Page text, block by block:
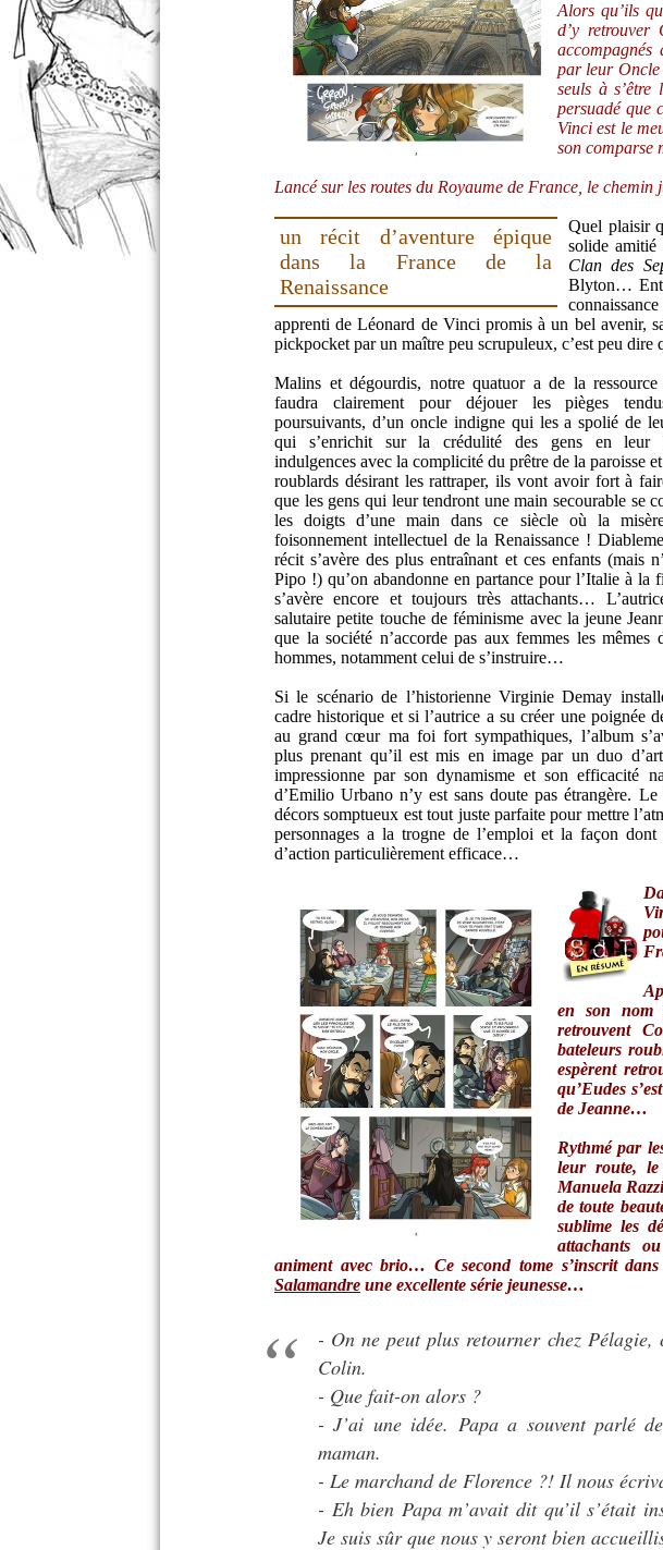
Alors qu’ils
d’y retrouver
par leur Oncle
seuls à
persuadé que
Vinci est le
son comparse
Lancé sur les routes du Royaume de France, le chemin
un récit d’aventure épique
dans la France de la
Renaissance
Quel plaisir
solide amitié
Clan des
Blyton…
apprenti de Léonard de Vinci promis à un bel avenir,
pickpocket par un maître peu scrupuleux, c’est peu dire
Malins et dégourdis, notre quatuor a de la
faudra clairement pour déjouer les pièges
poursuivants, d’un oncle indigne qui les a spolié de
qui s’enrichit sur la crédulité des gens en leur
indulgences avec la complicité du prêtre de la paroisse
roublards désirant les rattraper, ils vont avoir fort à
que les gens qui leur tendront une main secourable se
les doigts d’une main dans ce siècle où la
foisonnement intellectuel de la Renaissance !
récit s’avère des plus entraînant et ces enfants (mais
Pipo !) qu’on abandonne en partance pour l’Italie à la
s’avère encore et toujours très attachants…
salutaire petite touche de féminisme avec la jeune
que la société n’accorde pas aux femmes les mêmes
hommes, notamment celui de s’instruire…
Si le scénario de l’historienne Virginie Demay
cadre historique et si l’autrice a su créer une poignée
au grand cœur ma foi fort sympathiques, l’album
plus prenant qu’il est mis en image par un duo
impressionne par son dynamisme et son efficacité
d’Emilio Urbano n’y est sans doute pas étrangère.
décors somptueux est tout juste parfaite pour mettre
personnages a la trogne de l’emploi et la façon
d’action particulièrement efficace…
en son nom
retrouvent
bateleurs
espèrent
qu’Eudes
de Jeanne…
Rythmé par
leur route, le
Manuela
de toute
sublime les
attachants
animent avec brio… Ce second tome s’inscrit
Salamandre une excellente série jeunesse…
- On ne peut plus retourner chez
Colin.
- Que fait-on alors ?
- J’ai une idée. Papa a souvent parlé
maman.
- Le marchand de Florence ?! Il nous
- Eh bien Papa m’avait dit qu’il s’était
Je suis sûr que nous y seront bien